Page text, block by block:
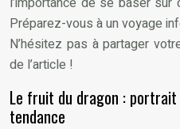
Préparez-vous à un voyage
N’hésitez pas à partager
de l’article !
Le fruit du dragon :
tendance